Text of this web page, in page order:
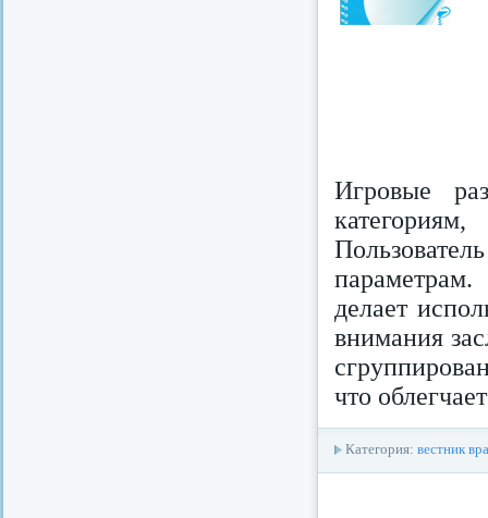
Игровые
делает
внимания
что
Категория: вестник